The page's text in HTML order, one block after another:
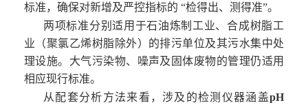
标准，确保对新增及严控指标的 “检得出、测得准”。
两项标准分别适用于石油炼制工业、合成树脂工
业（聚氯乙烯树脂除外）的排污单位及其污水集中处
理设施。大气污染物、噪声及固体废物的管理仍适用
相应现行标准。
从配套分析方法来看，涉及的检测仪器涵盖pH